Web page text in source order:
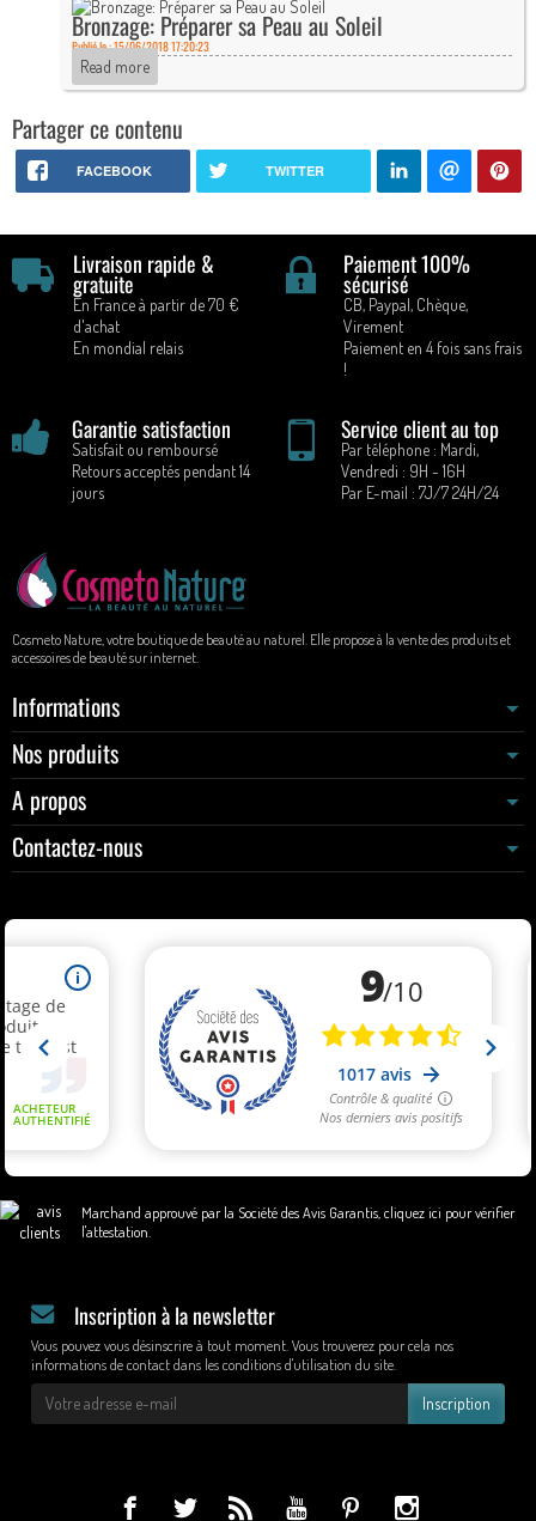
Bronzage: Préparer sa Peau au Soleil
Publié le : 15/06/2018 17:20:23
Read more
Partager ce contenu
FACEBOOK TWITTER
Livraison rapide &
gratuite
En France à partir de 70 €
d'achat
En mondial relais
Paiement 100%
sécurisé
CB, Paypal, Chèque,
Virement
Paiement en 4 fois sans frais
!
Garantie satisfaction
Satisfait ou remboursé
Retours acceptés pendant 14
jours
Service client au top
Par téléphone : Mardi,
Vendredi : 9H - 16H
Par E-mail : 7J/7 24H/24
Cosmeto Nature, votre boutique de beauté au naturel. Elle propose à la vente des produits et
accessoires de beauté sur internet.
Informations
Nos produits
A propos
Contactez-nous
Marchand approuvé par la Société des Avis Garantis, cliquez ici pour vérifier
l'attestation
Inscription à la newsletter
Vous pouvez vous désinscrire à tout moment. Vous trouverez pour cela nos
informations de contact dans les conditions d'utilisation du site.
Inscription